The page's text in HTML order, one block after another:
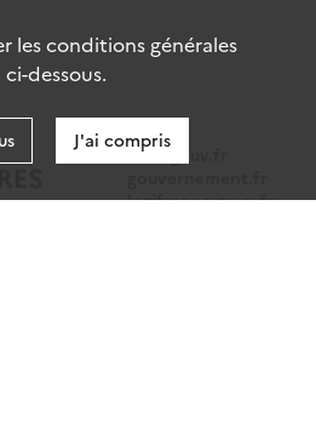
data.gouv.fr
legifrance.gouv.fr
les conditions générales
dessous.
J'ai compris